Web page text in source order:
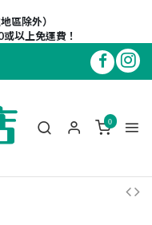
區除外）
以上免運費！
0